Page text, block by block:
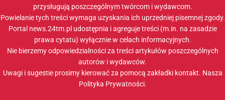
przysługują poszczególnym twórcom i wydawcom.
Powielanie tych treści wymaga uzyskania ich uprzedniej pisemnej zgody.
Portal news.24tm.pl udostępnia i agreguje treści (m.in. na zasadzie
prawa cytatu) wyłącznie w celach informacyjnych.
Nie bierzemy odpowiedzialności za treści artykułów poszczególnych
autorów i wydawców.
Uwagi i sugestie prosimy kierować za pomocą zakładki kontakt. Nasza
Polityka Prywatności.